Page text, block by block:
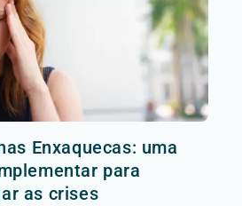
Enxaquecas: uma
para
as crises